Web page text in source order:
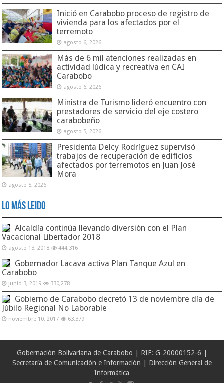
Inició en Carabobo proceso de registro de
vivienda para los afectados por el
terremoto
agosto 6, 2026
Más de 6 mil atenciones realizadas en
actividad lúdica y recreativa en CAI
Carabobo
agosto 6, 2026
Ministra de Turismo lideró encuentro con
prestadores de servicio del eje costero
carabobeño
agosto 5, 2026
Presidenta Delcy Rodríguez supervisó
trabajos de recuperación de edificios
afectados por terremotos en Juan José
Mora
agosto 5, 2026
Lo Más Leido
Alcaldía continúa llevando diversión con el Plan
Vacacional Libertador 2018
agosto 13, 2018 444,316
Gobernador Lacava activa Plan Tanque Azul en
Carabobo
junio 3, 2019 330,278
Gobierno de Carabobo decretó 13 de noviembre día de
Júbilo Regional No Laborable
noviembre 10, 2017 63,379
Gobernación Bolivariana de Carabobo | RIF: G-20000152-6 |
Secretaría de Comunicación e Información | Dirección General de
Informática